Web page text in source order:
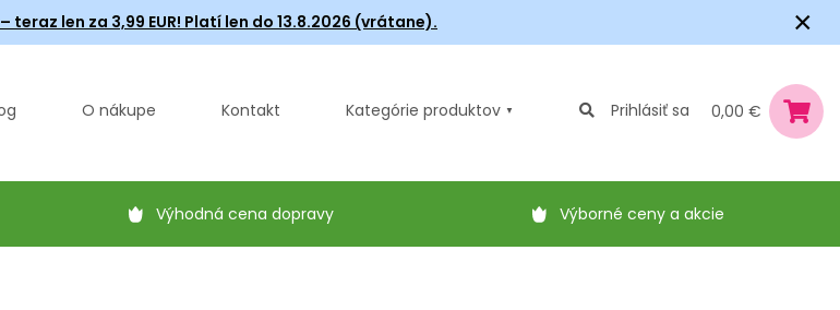
teraz len za 3,99 EUR! Platí len do 13.8.2026 (vrátane). ×
O nákupe Kontakt Kategórie produktov Prihlásiť sa 0,00 €
Výhodná cena dopravy Výborné ceny a akcie